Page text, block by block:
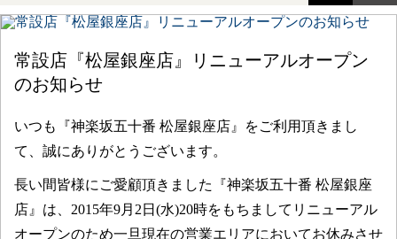
常設店『松屋銀座店』リニューアルオープン
のお知らせ
いつも『神楽坂五十番 松屋銀座店』をご利用頂きまし
て、誠にありがとうございます。
長い間皆様にご愛顧頂きました『神楽坂五十番 松屋銀座
店』は、2015年9月2日(水)20時をもちましてリニューアル
オープンのため一旦現在の営業エリアにおいてお休みさせ